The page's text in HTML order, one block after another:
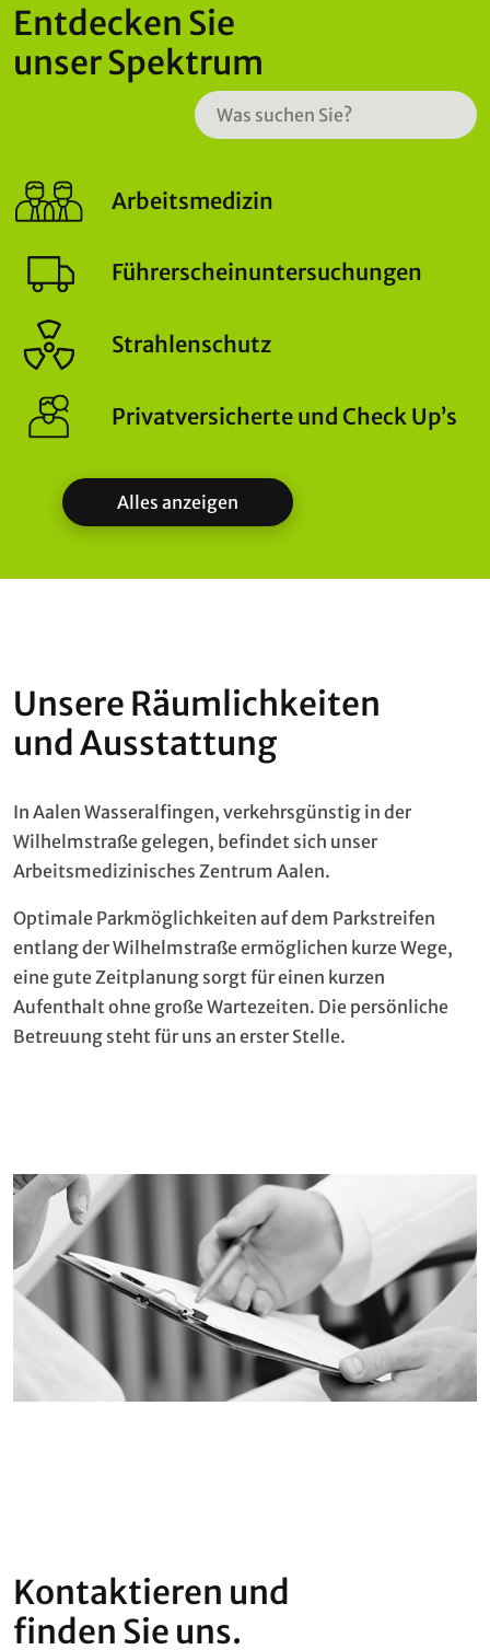
Entdecken Sie
unser Spektrum
Arbeitsmedizin
Führerscheinuntersuchungen
Strahlenschutz
Privatversicherte und Check Up’s
Alles anzeigen
Unsere Räumlichkeiten
und Ausstattung
In Aalen Wasseralfingen, verkehrsgünstig in der
Wilhelmstraße gelegen, befindet sich unser
Arbeitsmedizinisches Zentrum Aalen.
Optimale Parkmöglichkeiten auf dem Parkstreifen
entlang der Wilhelmstraße ermöglichen kurze Wege,
eine gute Zeitplanung sorgt für einen kurzen
Aufenthalt ohne große Wartezeiten. Die persönliche
Betreuung steht für uns an erster Stelle.
Kontaktieren und
finden Sie uns.